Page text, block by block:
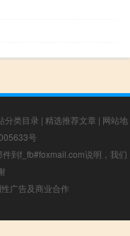
分类目录 | 精选推荐文章 | 网站地
号
到f_fb#foxmail.com说明，我们
广告及商业合作